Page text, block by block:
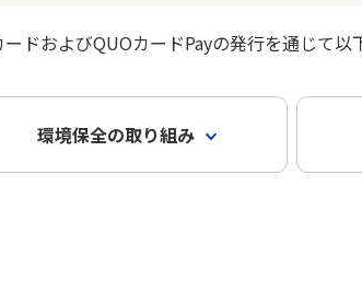
ドおよびQUOカードPayの発行を通じて以
環境保全の取り組み